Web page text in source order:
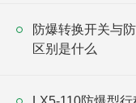
防爆转换开关与
区别是什么